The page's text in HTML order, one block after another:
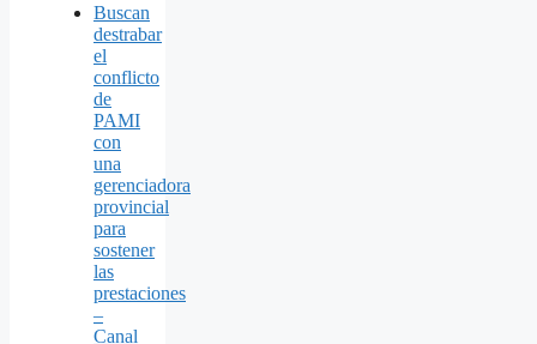
Buscan
destrabar
el
conflicto
de
PAMI
con
una
gerenciadora
provincial
para
sostener
las
prestaciones
–
Canal